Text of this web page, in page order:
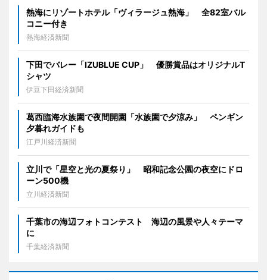
熱海にリゾートホテル「ヴィラージュ熱海」 全82室バル
コニー付き
熱海経済新聞
下田でバレー「IZUBLUE CUP」 優勝賞品はオリジナルT
シャツ
伊豆下田経済新聞
葛西臨海水族園で夜間開園「水族園で夕涼み」 ペンギン
夕暮れガイドも
江戸川経済新聞
立川で「星空と光の夏祭り」 昭和記念公園の夜空にドロ
ーン500機
立川経済新聞
千葉市の海辺フォトコンテスト 海辺の風景や人々テーマ
に
千葉経済新聞